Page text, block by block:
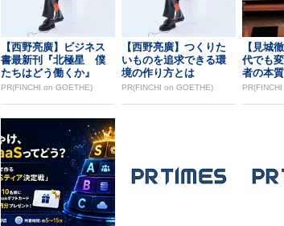
【西野亮廣】ビジネス
書最新刊『北極星 僕
たちはどう働くか』
PR(FINCHI on GOETHE)
【西野亮廣】つくりた
いものを追求できる環
境の作り方とは
PR(FINCHI on GOETHE)
【見城
代でも
者の本質